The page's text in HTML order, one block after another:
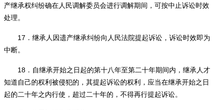
产继承权纠纷确在人民调解委员会进行调解期间，可按中止诉讼时效
处理。
17 ．继承人因遗产继承纠纷向人民法院提起诉讼，诉讼时效即为
中断。
18 ．自继承开始之日起的第十八年至第二十年期间内，继承人才
知道自己的权利被侵犯的，其提起诉讼的权利，应当在继承开始之日
起的二十年之内行使，超过二十年的，不得再行提起诉讼。